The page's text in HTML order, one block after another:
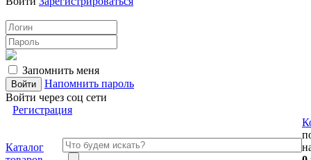
Запомнить меня
Напомнить пароль
Войти через соц сети
Регистрация
Каталог